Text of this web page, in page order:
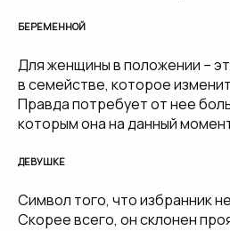
БЕРЕМЕННОЙ
Для женщины в положении –
в семействе, которое
Правда потребует от нее
которым она на данный
ДЕВУШКЕ
Символ того, что избранник
Скорее всего, он склонен